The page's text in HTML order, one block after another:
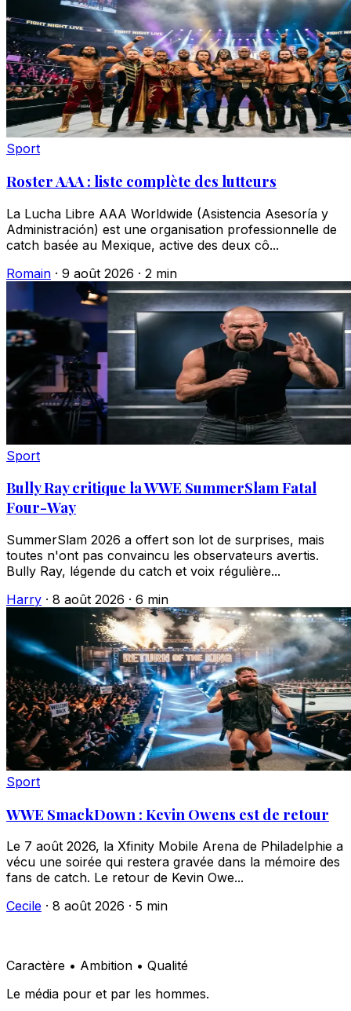
Sport
Roster AAA : liste complète des lutteurs
La Lucha Libre AAA Worldwide (Asistencia Asesoría y
Administración) est une organisation professionnelle de
catch basée au Mexique, active des deux cô...
Romain · 9 août 2026 · 2 min
Sport
Bully Ray critique la WWE SummerSlam Fatal
Four-Way
SummerSlam 2026 a offert son lot de surprises, mais
toutes n'ont pas convaincu les observateurs avertis.
Bully Ray, légende du catch et voix régulière...
Harry · 8 août 2026 · 6 min
Sport
WWE SmackDown : Kevin Owens est de retour
Le 7 août 2026, la Xfinity Mobile Arena de Philadelphie a
vécu une soirée qui restera gravée dans la mémoire des
fans de catch. Le retour de Kevin Owe...
Cecile · 8 août 2026 · 5 min
Caractère • Ambition • Qualité
Le média pour et par les hommes.